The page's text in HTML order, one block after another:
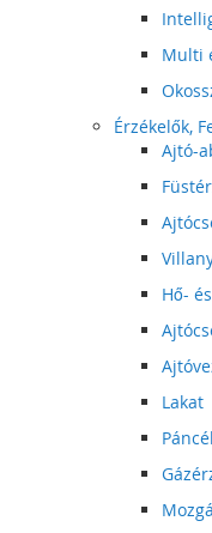
Multi
Érzékelők,
Ajtó-
Hő-
Lakat